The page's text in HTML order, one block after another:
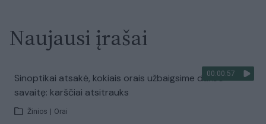
Naujausi įrašai
00:00:57
Sinoptikai atsakė, kokiais orais užbaigsime darbo
savaitę: karščiai atsitrauks
Žinios Orai